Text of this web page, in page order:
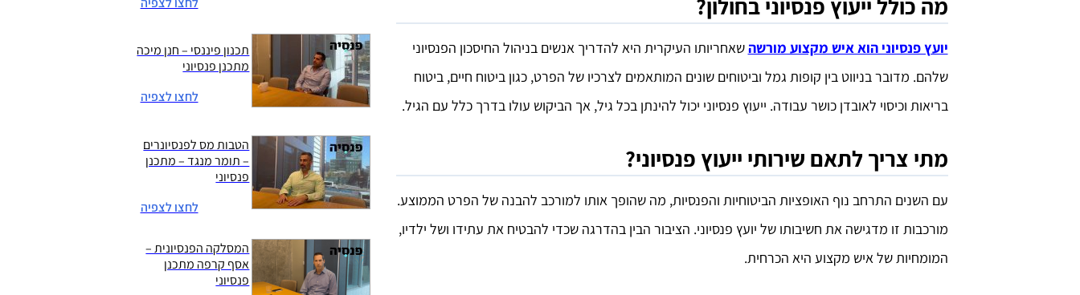
מה כולל ייעוץ פנסיוני בחולון?
יועץ פנסיוני הוא איש מקצוע מורשהשאחריותו העיקרית היא להדריך אנשים בניהול החיסכון הפנסיוני
שלהם. מדובר בניווט בין קופות גמל וביטוחים שונים המותאמים לצרכיו של הפרט, כגון ביטוח חיים, ביטוח
בריאות וכיסוי לאובדן כושר עבודה. ייעוץ פנסיוני יכול להינתן בכל גיל, אך הביקוש עולו בדרך כלל עם הגיל.
מתי צריך לתאם שירותי ייעוץ פנסיוני?
עם השנים התרחב נוף האופציות הביטוחיות והפנסיות, מה שהופך אותו למורכב להבנה של הפרט הממוצע.
מורכבות זו מדגישה את חשיבותו של יועץ פנסיוני. הציבור הבין בהדרגה שכדי להבטיח את עתידו ושל ילדיו,
המומחיות של איש מקצוע היא הכרחית.
תכנון פיננסי – חנן מיכה
מתכנן פנסיוני
לחצו לצפיה
הטבות מס לפנסיונרים
– תומר מנגד – מתכנן
פנסיוני
לחצו לצפיה
המסלקה הפנסיונית –
אסף קרפה מתכנן
פנסיוני